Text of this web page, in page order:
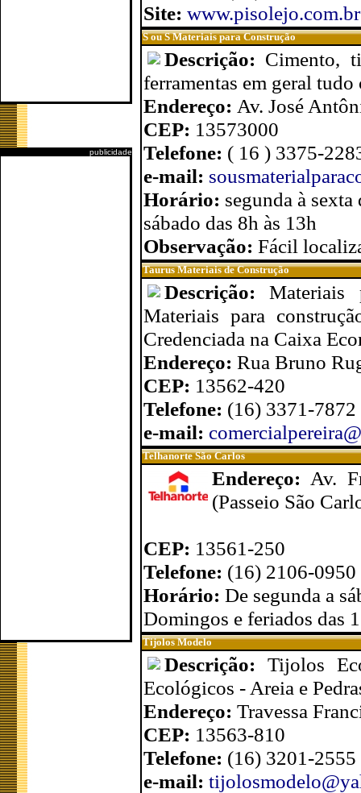
publicidade
Site: www.pisolejo.com.br
S ou S Materiais para Construção
Descrição: Cimento,
ferramentas em geral
Endereço: Av. José
CEP: 13573000
Telefone: ( 16 ) 3375-
e-mail:
Horário: segunda à
sábado das 8h às 13h
Observação: Fácil
Taurus Materiais de Construção
Descrição:Materiais
Materiais para
Credenciada na Caixa
Endereço: Rua Bruno
CEP: 13562-420
Telefone: (16) 3371-
e-mail:
Telhanorte São Carlos
Endereço: Av.
(Passeio São
CEP: 13561-250
Telefone: (16) 2106-0950
Horário: De segunda a
Domingos e feriados das
Tijolos Modelo
Descrição: Tijolos
Ecológicos - Areia e
Endereço: Travessa
CEP: 13563-810
Telefone: (16) 3201-2555
e-mail: